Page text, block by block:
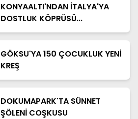
KONYAALTI'NDAN İTALYA'YA
DOSTLUK KÖPRÜSÜ...
GÖKSU'YA 150 ÇOCUKLUK YENİ
KREŞ
DOKUMAPARK'TA SÜNNET
ŞÖLENİ COŞKUSU